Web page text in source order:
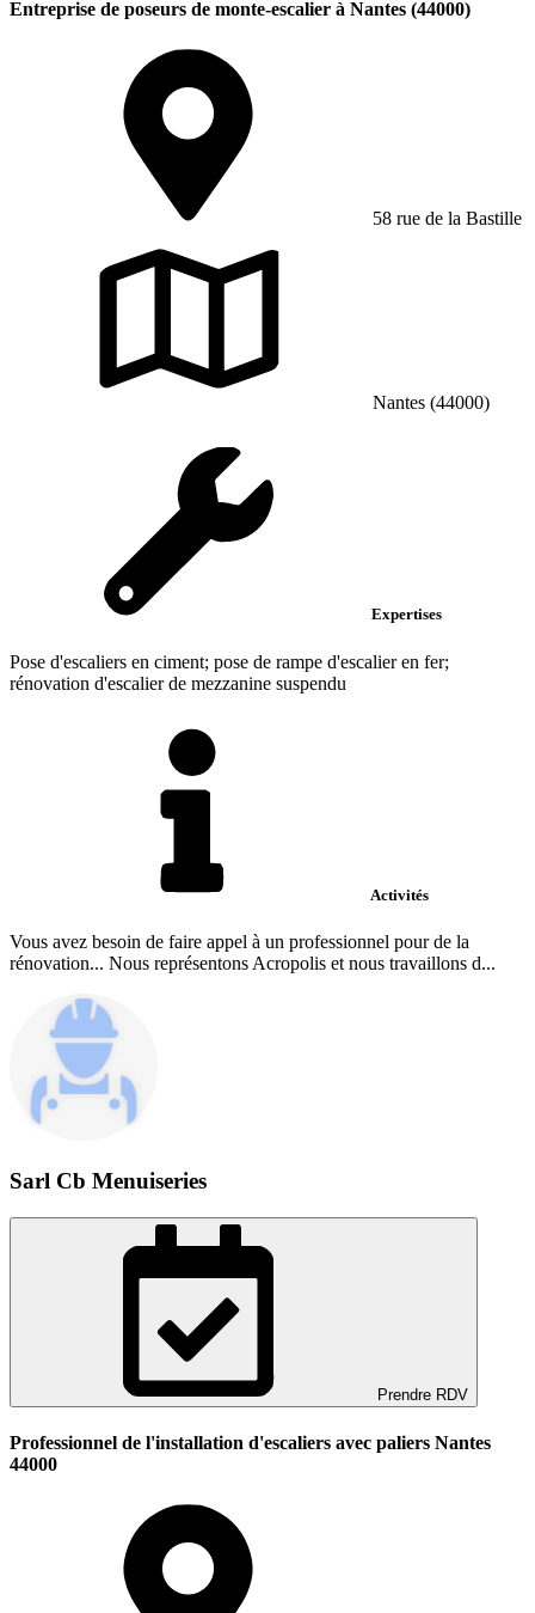
Entreprise de poseurs de monte-escalier à Nantes (44000)
58 rue de la Bastille
Nantes (44000)
Expertises
Pose d'escaliers en ciment; pose de rampe d'escalier en fer;
rénovation d'escalier de mezzanine suspendu
Activités
Vous avez besoin de faire appel à un professionnel pour de la
rénovation... Nous représentons Acropolis et nous travaillons d...
Sarl Cb Menuiseries
Prendre RDV
Professionnel de l'installation d'escaliers avec paliers Nantes
44000